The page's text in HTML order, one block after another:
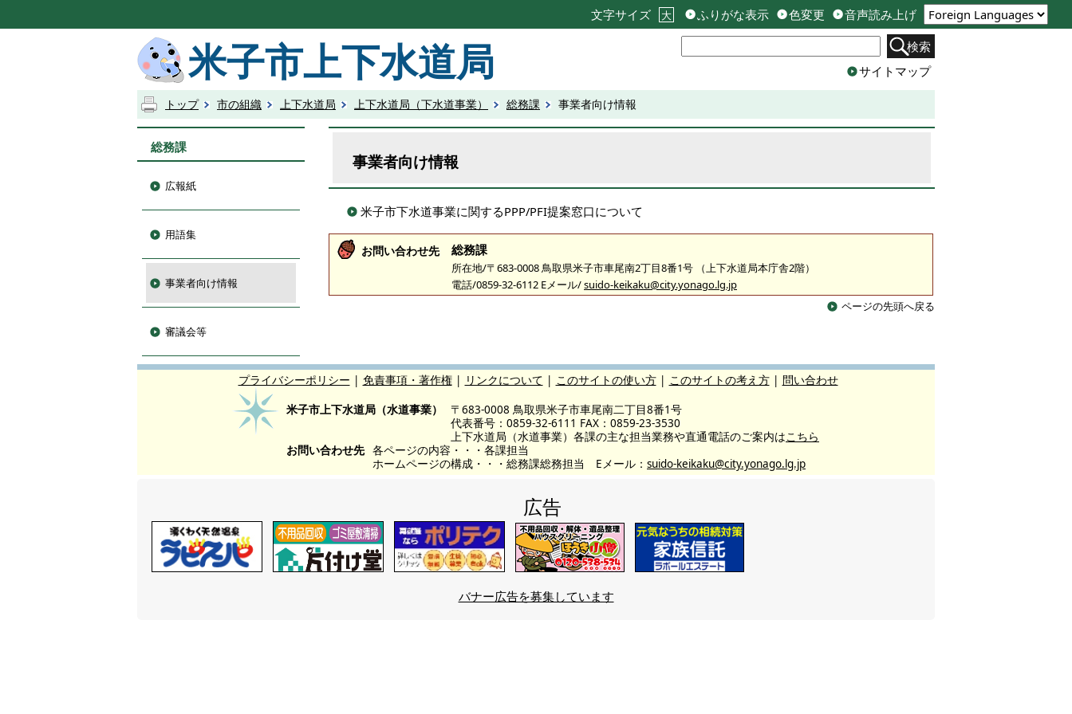
文字サイズ 大 ふりがな表示 色変更 音声読み上げ
米子市上下水道局
検索
サイトマップ
トップ 市の組織 上下水道局 上下水道局（下水道事業） 総務課 事業者向け情報
総務課
広報紙
用語集
事業者向け情報
審議会等
事業者向け情報
米子市下水道事業に関するPPP/PFI提案窓口について
お問い合わせ先 総務課
所在地/〒683-0008 鳥取県米子市車尾南2丁目8番1号 （上下水道局本庁舎2階）
電話/0859-32-6112 Eメール/suido-keikaku@city.yonago.lg.jp
ページの先頭へ戻る
プライバシーポリシー | 免責事項・著作権 | リンクについて | このサイトの使い方 | このサイトの考え方 | 問い合わせ
米子市上下水道局（水道事業）
〒683-0008 鳥取県米子市車尾南二丁目8番1号
代表番号：0859-32-6111 FAX：0859-23-3530
上下水道局（水道事業）各課の主な担当業務や直通電話のご案内はこちら
お問い合わせ先 各ページの内容・・・各課担当
ホームページの構成・・・総務課総務担当 Eメール： suido-keikaku@city.yonago.lg.jp
広告
バナー広告を募集しています